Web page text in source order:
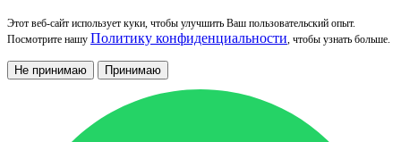
Этот веб-сайт использует куки, чтобы улучшить Ваш пользовательский опыт.
Посмотрите нашу Политику конфиденциальности, чтобы узнать больше.
Не принимаю Принимаю